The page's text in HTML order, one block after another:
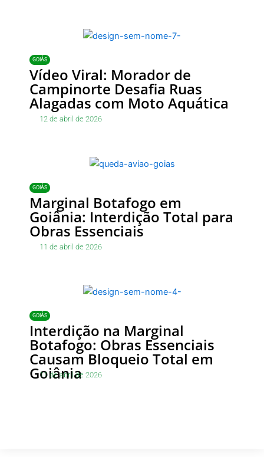
GOIÁS
Vídeo Viral: Morador de
Campinorte Desafia Ruas
Alagadas com Moto Aquática
12 de abril de 2026
GOIÁS
Marginal Botafogo em
Goiânia: Interdição Total para
Obras Essenciais
11 de abril de 2026
GOIÁS
Interdição na Marginal
Botafogo: Obras Essenciais
Causam Bloqueio Total em
Goiânia
11 de abril de 2026